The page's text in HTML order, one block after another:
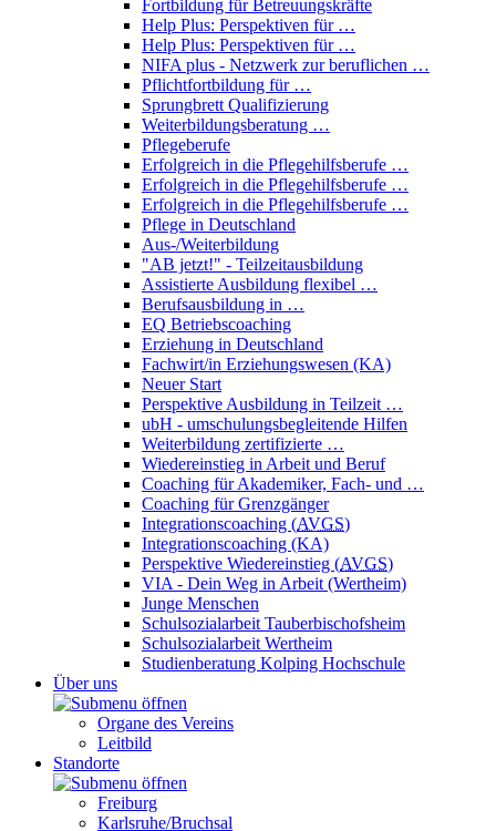
Fortbildung für Betreuungskräfte
Help Plus: Perspektiven für …
Help Plus: Perspektiven für …
NIFA plus - Netzwerk zur beruflichen …
Pflichtfortbildung für …
Sprungbrett Qualifizierung
Weiterbildungsberatung …
Pflegeberufe
Erfolgreich in die Pflegehilfsberufe …
Erfolgreich in die Pflegehilfsberufe …
Erfolgreich in die Pflegehilfsberufe …
Pflege in Deutschland
Aus-/Weiterbildung
"AB jetzt!" - Teilzeitausbildung
Assistierte Ausbildung flexibel …
Berufsausbildung in …
EQ Betriebscoaching
Erziehung in Deutschland
Fachwirt/in Erziehungswesen (KA)
Neuer Start
Perspektive Ausbildung in Teilzeit …
ubH - umschulungsbegleitende Hilfen
Weiterbildung zertifizierte …
Wiedereinstieg in Arbeit und Beruf
Coaching für Akademiker, Fach- und …
Coaching für Grenzgänger
Integrationscoaching (AVGS)
Integrationscoaching (KA)
Perspektive Wiedereinstieg (AVGS)
VIA - Dein Weg in Arbeit (Wertheim)
Junge Menschen
Schulsozialarbeit Tauberbischofsheim
Schulsozialarbeit Wertheim
Studienberatung Kolping Hochschule
Über uns
Organe des Vereins
Leitbild
Standorte
Freiburg
Karlsruhe/Bruchsal